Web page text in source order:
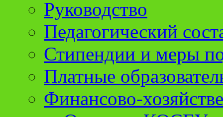
Руководство
Педагогический
Стипендии и меры
Платные
Финансово-